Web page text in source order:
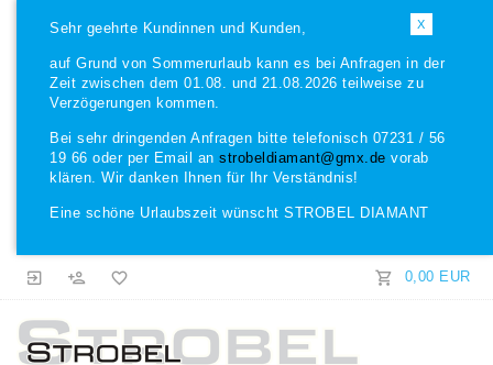
X
Sehr geehrte Kundinnen und Kunden,
auf Grund von Sommerurlaub kann es bei Anfragen in der
Zeit zwischen dem 01.08. und 21.08.2026 teilweise zu
Verzögerungen kommen.
Bei sehr dringenden Anfragen bitte telefonisch 07231 / 56
19 66 oder per Email an strobeldiamant@gmx.de vorab
klären. Wir danken Ihnen für Ihr Verständnis!
Eine schöne Urlaubszeit wünscht STROBEL DIAMANT
0,00 EUR